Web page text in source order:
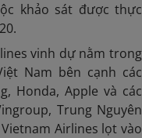
khảo sát được thực
vinh dự nằm trong
Nam bên cạnh các
Honda, Apple và các
Trung Nguyên
Airlines lọt vào